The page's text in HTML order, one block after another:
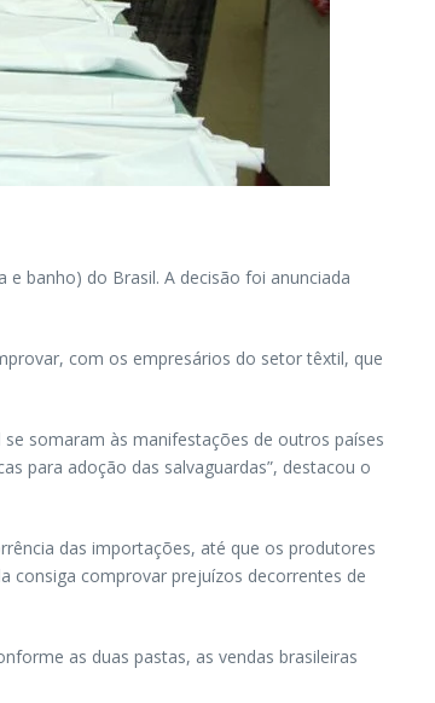
banho) do Brasil. A decisão foi anunciada
com os empresários do setor têxtil, que
somaram às manifestações de outros países
para adoção das salvaguardas”, destacou o
das importações, até que os produtores
consiga comprovar prejuízos decorrentes de
as duas pastas, as vendas brasileiras